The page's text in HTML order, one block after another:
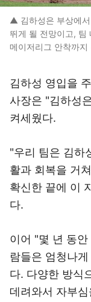
▲ 김하성은 부상에
뛰게 될 전망이고, 팀
메이저리그 안착까
김하성 영입을
사장은 "김하성
켜세웠다.
"우리 팀은 김하
활과 회복을 거
확신한 끝에 이
다.
이어 "몇 년 동
람들은 엄청나
다. 다양한 방식
데려와서 자부